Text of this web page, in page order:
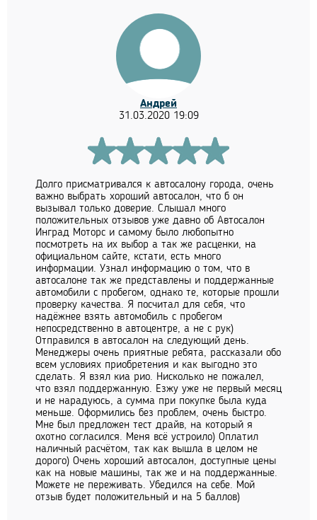
Андрей
31.03.2020 19:09
Долго присматривался к автосалону города, очень
важно выбрать хороший автосалон, что б он
вызывал только доверие. Слышал много
положительных отзывов уже давно об Автосалон
Инград Моторс и самому было любопытно
посмотреть на их выбор а так же расценки, на
официальном сайте, кстати, есть много
информации. Узнал информацию о том, что в
автосалоне так же представлены и поддержанные
автомобили с пробегом, однако те, которые прошли
проверку качества. Я посчитал для себя, что
надёжнее взять автомобиль с пробегом
непосредственно в автоцентре, а не с рук)
Отправился в автосалон на следующий день.
Менеджеры очень приятные ребята, рассказали обо
всем условиях приобретения и как выгодно это
сделать. Я взял киа рио. Нисколько не пожалел,
что взял поддержанную. Езжу уже не первый месяц
и не нарадуюсь, а сумма при покупке была куда
меньше. Оформились без проблем, очень быстро.
Мне был предложен тест драйв, на который я
охотно согласился. Меня всё устроило) Оплатил
наличный расчётом, так как вышла в целом не
дорого) Очень хороший автосалон, доступные цены
как на новые машины, так же и на поддержанные.
Можете не переживать. Убедился на себе. Мой
отзыв будет положительный и на 5 баллов)